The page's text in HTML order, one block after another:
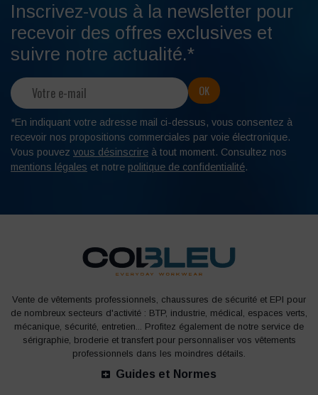
Inscrivez-vous à la newsletter pour
recevoir des offres exclusives et
suivre notre actualité.*
*En indiquant votre adresse mail ci-dessus, vous consentez à
recevoir nos propositions commerciales par voie électronique.
Vous pouvez vous désinscrire à tout moment. Consultez nos
mentions légales et notre politique de confidentialité.
Vente de vêtements professionnels, chaussures de sécurité et EPI pour
de nombreux secteurs d'activité : BTP, industrie, médical, espaces verts,
mécanique, sécurité, entretien... Profitez également de notre service de
sérigraphie, broderie et transfert pour personnaliser vos vêtements
professionnels dans les moindres détails.
Guides et Normes